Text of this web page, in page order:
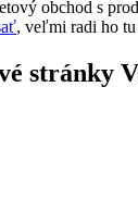
obchod s
, veľmi radi ho
stránky